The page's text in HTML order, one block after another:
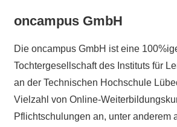
oncampus GmbH
Die oncampus GmbH ist eine
Tochtergesellschaft des Instituts für
an der Technischen Hochschule
Vielzahl von Online-
Pflichtschulungen an, unter anderem